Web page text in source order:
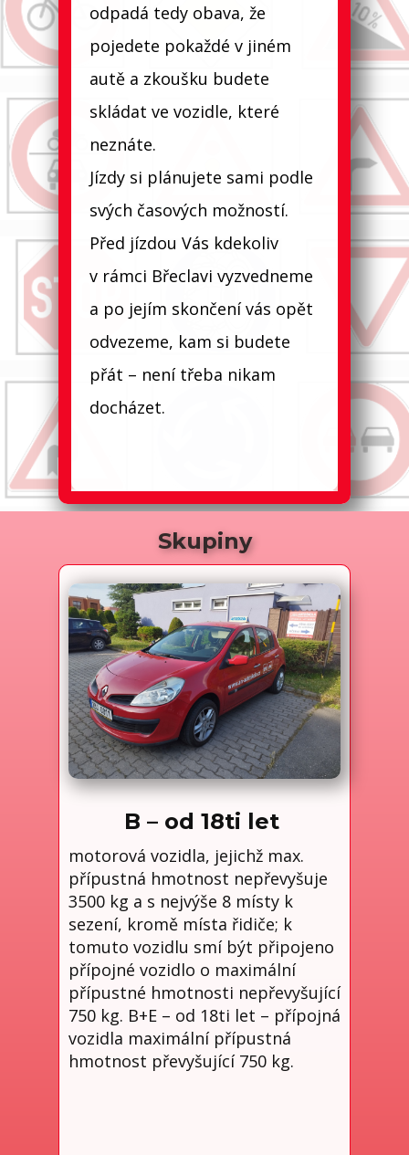
odpadá tedy obava, že
pojedete pokaždé v jiném
autě a zkoušku budete
skládat ve vozidle, které
neznáte.
Jízdy si plánujete sami podle
svých časových možností.
Před jízdou Vás kdekoliv
v rámci Břeclavi vyzvedneme
a po jejím skončení vás opět
odvezeme, kam si budete
přát – není třeba nikam
docházet.
Skupiny
B – od 18ti let
motorová vozidla, jejichž max.
přípustná hmotnost nepřevyšuje
3500 kg a s nejvýše 8 místy k
sezení, kromě místa řidiče; k
tomuto vozidlu smí být připojeno
přípojné vozidlo o maximální
přípustné hmotnosti nepřevyšující
750 kg. B+E – od 18ti let – přípojná
vozidla maximální přípustná
hmotnost převyšující 750 kg.